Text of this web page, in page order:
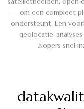
— om een compleet
ondersteunt. Een
geolocatie-
kopers snel